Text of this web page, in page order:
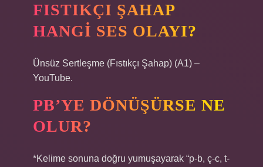
FISTIKÇI ŞAHAP
HANGI SES OLAYI?
Ünsüz Sertleşme (Fıstıkçı Şahap) (A1) –
YouTube.
PB’YE DÖNÜŞÜRSE NE
OLUR?
*Kelime sonuna doğru yumuşayarak “p-b, ç-c, t-